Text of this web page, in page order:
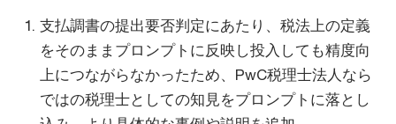
支払調書の提出要否判定にあたり、税法上の定義
をそのままプロンプトに反映し投入しても精度向
上につながらなかったため、PwC税理士法人なら
ではの税理士としての知見をプロンプトに落とし